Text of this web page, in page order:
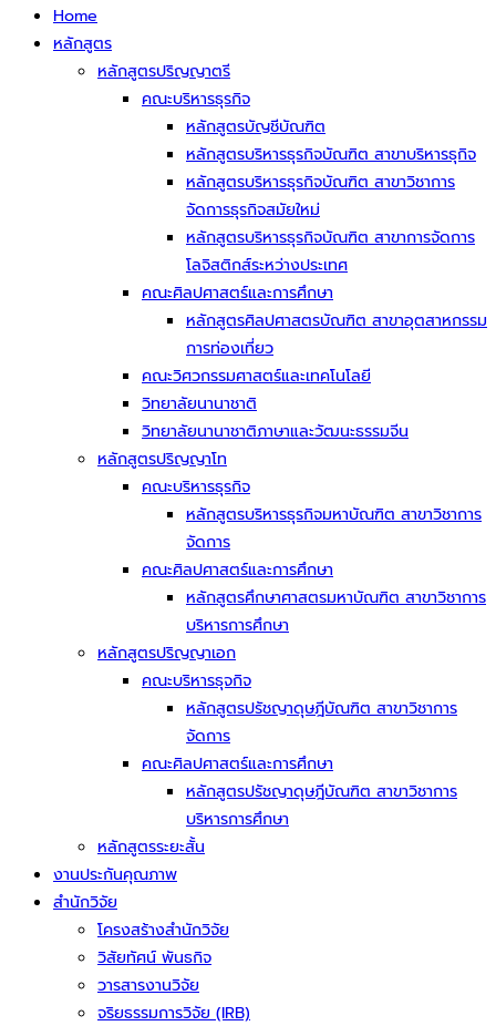
Home
หลักสูตร
หลักสูตรปริญญาตรี
คณะบริหารธุรกิจ
หลักสูตรบัญชีบัณฑิต
หลักสูตรบริหารธุรกิจบัณฑิต สาขาบริหารธุกิจ
หลักสูตรบริหารธุรกิจบัณฑิต สาขาวิชาการ
จัดการธุรกิจสมัยใหม่
หลักสูตรบริหารธุรกิจบัณฑิต สาขาการจัดการ
โลจิสติกส์ระหว่างประเทศ
คณะศิลปศาสตร์และการศึกษา
หลักสูตรศิลปศาสตรบัณฑิต สาขาอุตสาหกรรม
การท่องเที่ยว
คณะวิศวกรรมศาสตร์และเทคโนโลยี
วิทยาลัยนานาชาติ
วิทยาลัยนานาชาติภาษาและวัฒนะธรรมจีน
หลักสูตรปริญญาโท
คณะบริหารธุรกิจ
หลักสูตรบริหารธุรกิจมหาบัณฑิต สาขาวิชาการ
จัดการ
คณะศิลปศาสตร์และการศึกษา
หลักสูตรศึกษาศาสตรมหาบัณฑิต สาขาวิชาการ
บริหารการศึกษา
หลักสูตรปริญญาเอก
คณะบริหารธุจกิจ
หลักสูตรปรัชญาดุษฎีบัณฑิต สาขาวิชาการ
จัดการ
คณะศิลปศาสตร์และการศึกษา
หลักสูตรปรัชญาดุษฎีบัณฑิต สาขาวิชาการ
บริหารการศึกษา
หลักสูตรระยะสั้น
งานประกันคุณภาพ
สำนักวิจัย
โครงสร้างสำนักวิจัย
วิสัยทัศน์ พันธกิจ
วารสารงานวิจัย
จริยธรรมการวิจัย (IRB)